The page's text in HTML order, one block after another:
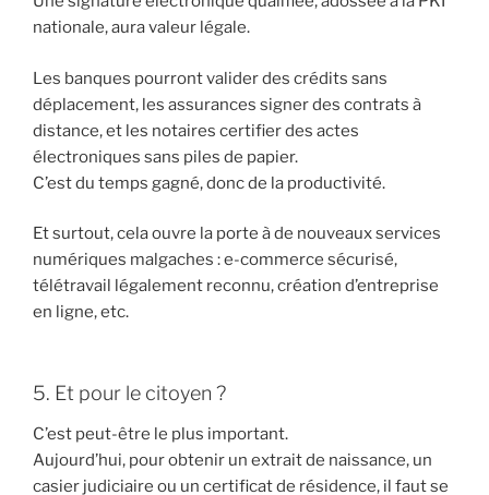
nationale, aura valeur légale.
Les banques pourront valider des crédits sans
déplacement, les assurances signer des contrats à
distance, et les notaires certifier des actes
électroniques sans piles de papier.
C’est du temps gagné, donc de la productivité.
Et surtout, cela ouvre la porte à de nouveaux services
numériques malgaches : e-commerce sécurisé,
télétravail légalement reconnu, création d’entreprise
en ligne, etc.
5. Et pour le citoyen ?
C’est peut-être le plus important.
Aujourd’hui, pour obtenir un extrait de naissance, un
casier judiciaire ou un certificat de résidence, il faut se